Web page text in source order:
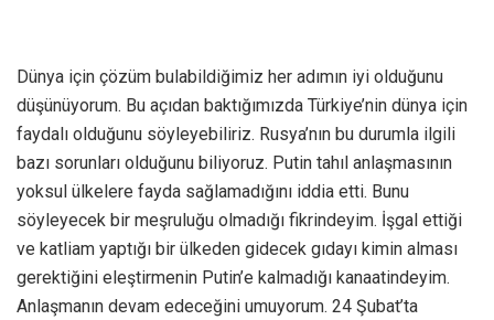
Dünya için çözüm bulabildiğimiz her adımın iyi olduğunu
düşünüyorum. Bu açıdan baktığımızda Türkiye’nin dünya için
faydalı olduğunu söyleyebiliriz. Rusya’nın bu durumla ilgili
bazı sorunları olduğunu biliyoruz. Putin tahıl anlaşmasının
yoksul ülkelere fayda sağlamadığını iddia etti. Bunu
söyleyecek bir meşruluğu olmadığı fikrindeyim. İşgal ettiği
ve katliam yaptığı bir ülkeden gidecek gıdayı kimin alması
gerektiğini eleştirmenin Putin’e kalmadığı kanaatindeyim.
Anlaşmanın devam edeceğini umuyorum. 24 Şubat’ta